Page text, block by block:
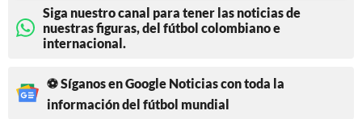
Siga nuestro canal para tener las noticias de
nuestras figuras, del fútbol colombiano e
internacional.
⚽ Síganos en Google Noticias con toda la
información del fútbol mundial